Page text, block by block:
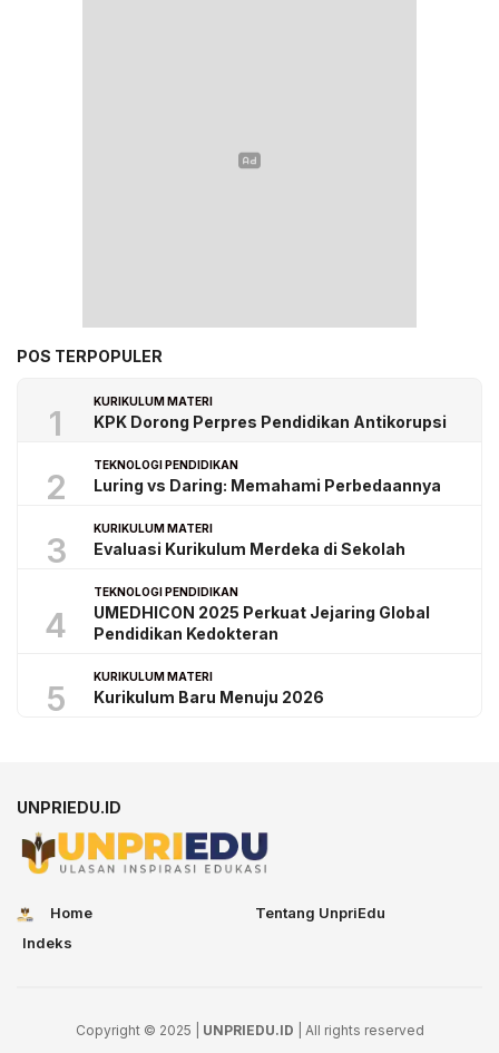
POS TERPOPULER
1
KURIKULUM MATERI
KPK Dorong Perpres Pendidikan Antikorupsi
2
TEKNOLOGI PENDIDIKAN
Luring vs Daring: Memahami Perbedaannya
3
KURIKULUM MATERI
Evaluasi Kurikulum Merdeka di Sekolah
4
TEKNOLOGI PENDIDIKAN
UMEDHICON 2025 Perkuat Jejaring Global
Pendidikan Kedokteran
5
KURIKULUM MATERI
Kurikulum Baru Menuju 2026
UNPRIEDU.ID
Home
Tentang UnpriEdu
Indeks
Copyright © 2025 | UNPRIEDU.ID | All rights reserved